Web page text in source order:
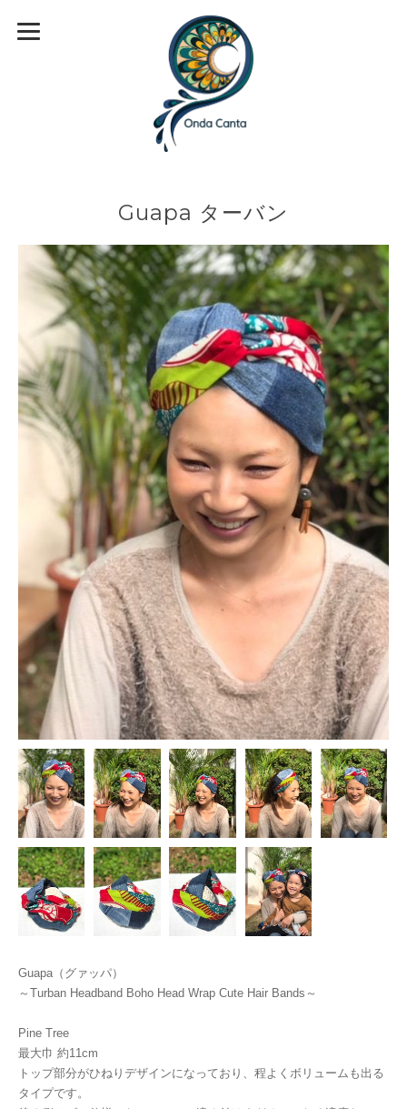
Guapa ターバン
Guapa（グァッパ）
～Turban Headband Boho Head Wrap Cute Hair Bands～
Pine Tree
最大巾 約11cm
トップ部分がひねりデザインになっており、程よくボリュームも出る
タイプです。